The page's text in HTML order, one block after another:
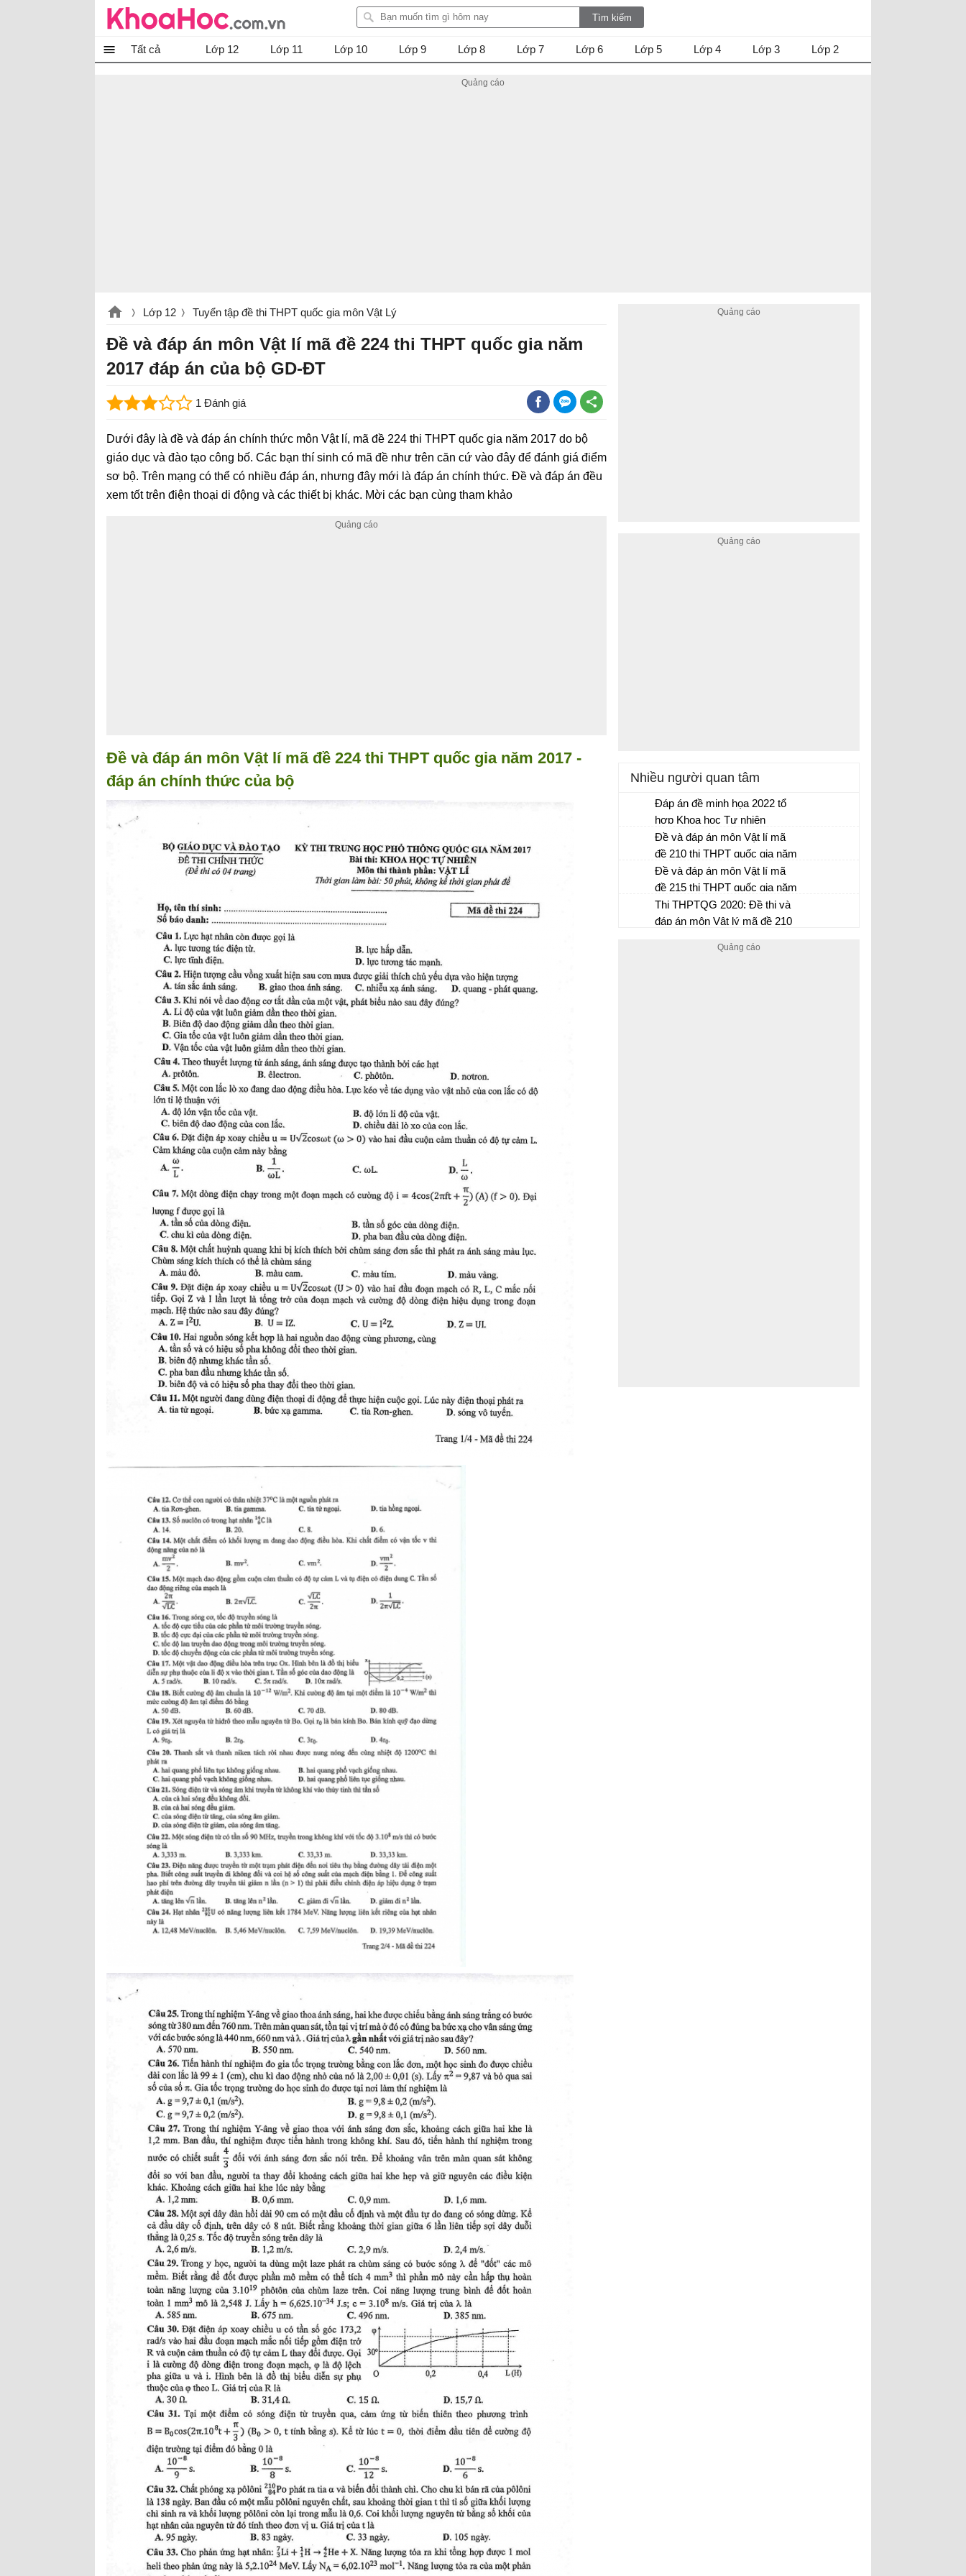
Tất cả Lớp 12 Lớp 11 Lớp 10 Lớp 9 Lớp 8 Lớp 7 Lớp 6 Lớp 5 Lớp 4 Lớp 3 Lớp 2
Lớp 12 Tuyển tập đề thi THPT quốc gia môn Vật Lý
Đề và đáp án môn Vật lí mã đề 224 thi THPT quốc gia năm
2017 đáp án của bộ GD-ĐT
1 Đánh giá
Dưới đây là đề và đáp án chính thức môn Vật lí, mã đề 224 thi THPT quốc gia năm 2017 do bộ
giáo dục và đào tạo công bố. Các bạn thí sinh có mã đề như trên căn cứ vào đây để đánh giá điểm
sơ bộ. Trên mạng có thể có nhiều đáp án, nhưng đây mới là đáp án chính thức. Đề và đáp án đều
xem tốt trên điện thoại di động và các thiết bị khác. Mời các bạn cùng tham khảo
Đề và đáp án môn Vật lí mã đề 224 thi THPT quốc gia năm 2017 -
đáp án chính thức của bộ
Nhiều người quan tâm
Đáp án đề minh họa 2022 tổ
hợp Khoa học Tự nhiên
Đề minh họa 2022 tổ hợp Khoa học Tự
nhiên
Đề và đáp án môn Vật lí mã
đề 210 thi THPT quốc gia năm
2017 đáp án của bộ GD-ĐT
Đề và đáp án môn Vật lí mã
đề 215 thi THPT quốc gia năm
2017 đáp án của bộ GD-ĐT
Thi THPTQG 2020: Đề thi và
đáp án môn Vật lý mã đề 210